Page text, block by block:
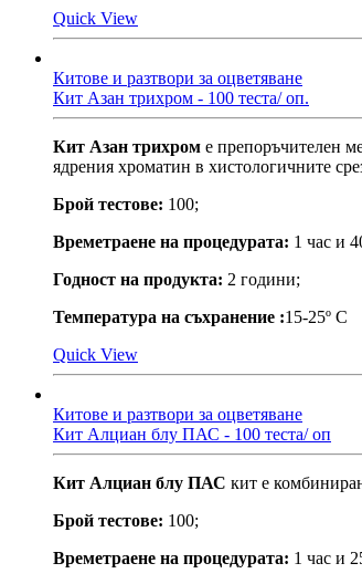
Quick View
Китове и разтвори за оцветяване
Кит Азан трихром - 100 теста/ оп.
Кит Азан трихром е препоръчителен
ядрения хроматин в хистологичните
Брой тестове: 100;
Времетраене на процедурата: 1 час и
Годност на продукта: 2 години;
Температура на съхранение :15-25º С
Quick View
Китове и разтвори за оцветяване
Кит Алциан блу ПАС - 100 теста/ оп
Кит Алциан блу ПАС кит е
Брой тестовe: 100;
Времетраене на процедурата: 1 час и